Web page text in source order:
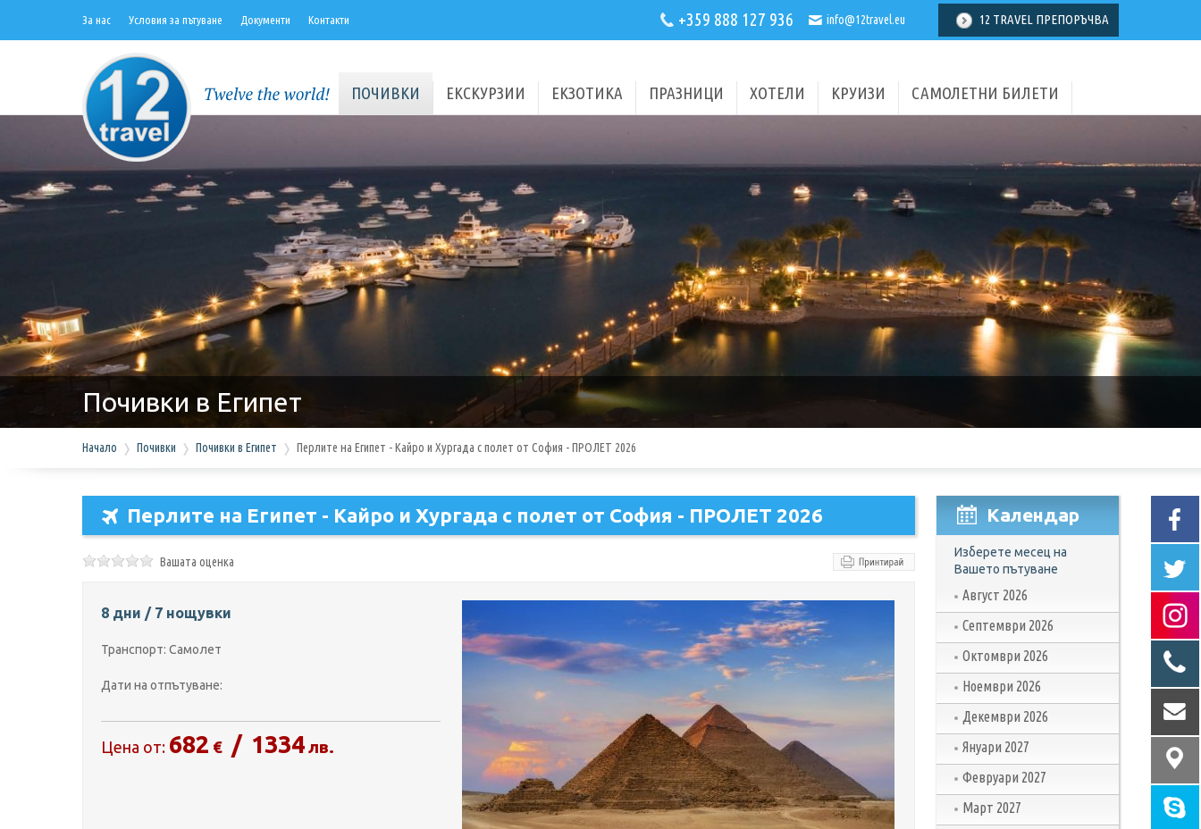
За нас Условия за пътуване Документи Контакти 12 TRAVEL ПРЕПОРЪЧВА
info@12travel.eu
+359 888 127 936
ПОЧИВКИ ЕКСКУРЗИИ ЕКЗОТИКА ПРАЗНИЦИ ХОТЕЛИ КРУИЗИ САМОЛЕТНИ БИЛЕТИ
Почивки в Египет
Начало Почивки Почивки в Египет Перлите на Египет - Кайро и Хургада с полет от София - ПРОЛЕТ 2026
Перлите на Египет - Кайро и Хургада с полет от София - ПРОЛЕТ 2026
Вашата оценка
8 дни / 7 нощувки
Транспорт: Самолет
Дати на отпътуване:
Цена от: 682 € / 1334лв.
Календар
Изберете месец на
Вашето пътуване
Август 2026
Септември 2026
Октомври 2026
Ноември 2026
Декември 2026
Януари 2027
Февруари 2027
Март 2027